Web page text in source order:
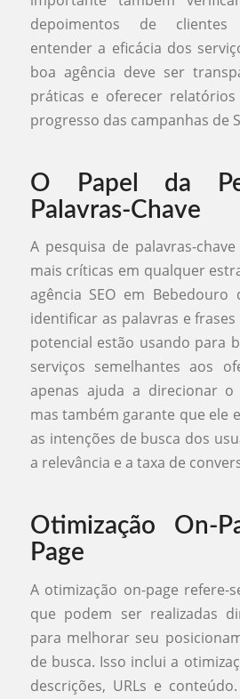
depoimentos de
entender a eficácia dos
boa agência deve ser
práticas e oferecer
progresso das campanhas de
O Papel da
Palavras-Chave
A pesquisa de palavras-
mais críticas em qualquer
agência SEO em Bebedouro
identificar as palavras e
potencial estão usando para
serviços semelhantes aos
apenas ajuda a direcionar
mas também garante que ele
as intenções de busca dos
a relevância e a taxa de
Otimização On-
Page
A otimização on-page refere-
que podem ser realizadas
para melhorar seu
de busca. Isso inclui a
descrições, URLs e